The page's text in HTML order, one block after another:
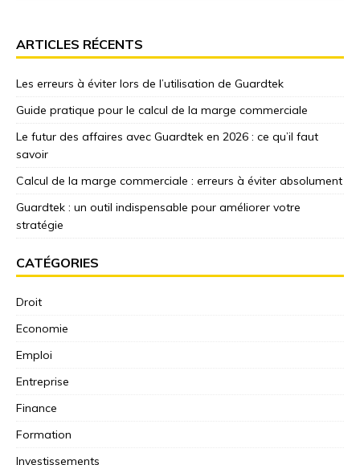
ARTICLES RÉCENTS
Les erreurs à éviter lors de l’utilisation de Guardtek
Guide pratique pour le calcul de la marge commerciale
Le futur des affaires avec Guardtek en 2026 : ce qu’il faut
savoir
Calcul de la marge commerciale : erreurs à éviter absolument
Guardtek : un outil indispensable pour améliorer votre
stratégie
CATÉGORIES
Droit
Economie
Emploi
Entreprise
Finance
Formation
Investissements